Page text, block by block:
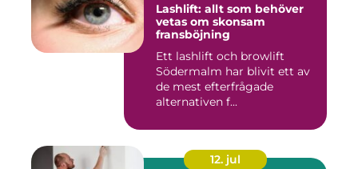
Lashlift: allt som behöver
vetas om skonsam
fransböjning
Ett lashlift och browlift
Södermalm har blivit ett av
de mest efterfrågade
alternativen f...
12. jul